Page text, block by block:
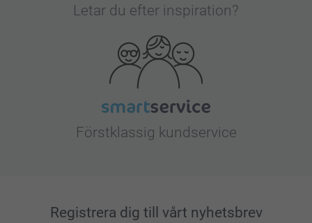
Letar du efter inspiration?
Förstklassig kundservice
Registrera dig till vårt nyhetsbrev